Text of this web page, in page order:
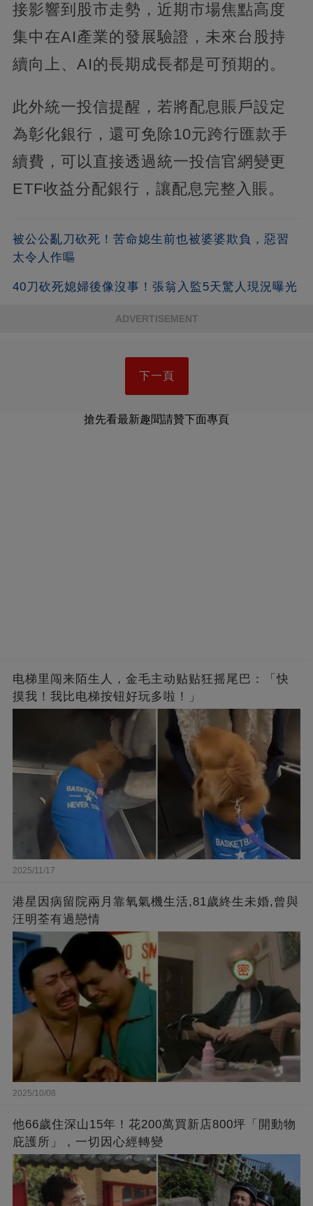
接影響到股市走勢，近期市場焦點高度
集中在AI產業的發展驗證，未來台股持
續向上、AI的長期成長都是可預期的。
此外統一投信提醒，若將配息賬戶設定
為彰化銀行，還可免除10元跨行匯款手
續費，可以直接透過統一投信官網變更
ETF收益分配銀行，讓配息完整入賬。
被公公亂刀砍死！苦命媳生前也被婆婆欺負，惡習
太令人作嘔
40刀砍死媳婦後像沒事！張翁入監5天驚人現況曝光
ADVERTISEMENT
下一頁
搶先看最新趣聞請贊下面專頁
电梯里闯来陌生人，金毛主动贴贴狂摇尾巴：「快
摸我！我比电梯按钮好玩多啦！」
2025/11/17
港星因病留院兩月靠氧氣機生活,81歲終生未婚,曾與
汪明荃有過戀情
2025/10/08
他66歲住深山15年！花200萬買新店800坪「開動物
庇護所」，一切因心經轉變